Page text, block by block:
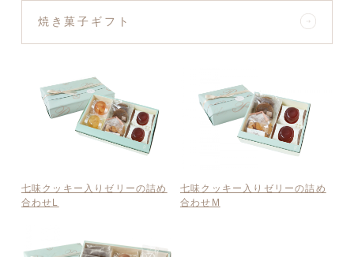
焼き菓子ギフト
七味クッキー入りゼリーの詰め
合わせL
七味クッキー入りゼリーの詰め
合わせM